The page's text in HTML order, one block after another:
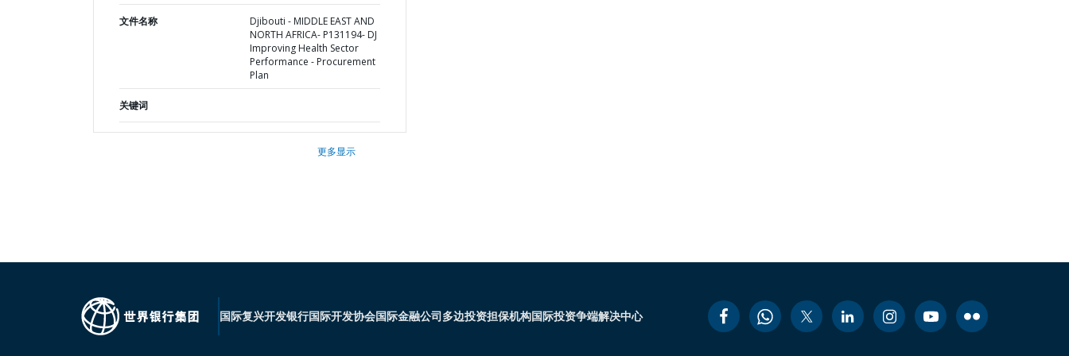
文件名称
Djibouti - MIDDLE EAST AND
NORTH AFRICA- P131194- DJ
Improving Health Sector
Performance - Procurement
Plan
关键词
更多显示
国际复兴开发银行国际开发协会国际金融公司多边投资担保机构国际投资争端解决中心